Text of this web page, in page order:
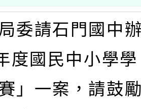
委請石門國中
度國民中小學
」一案，請鼓